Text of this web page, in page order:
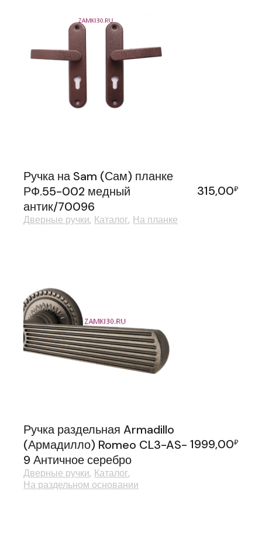
Ручка на Sam (Сам) планке
РФ.55-002 медный
антик/70096
315,00₽
Дверные ручки Каталог На планке
Ручка раздельная Armadillo
(Армадилло) Romeo CL3-AS-
9 Античное серебро
1999,00₽
Дверные ручки Каталог
На раздельном основании